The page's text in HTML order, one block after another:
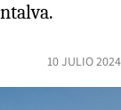
10 JULIO 2024